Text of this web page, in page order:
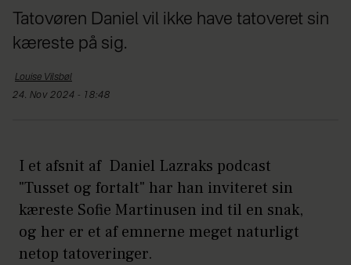
Tatovøren Daniel vil ikke have tatoveret sin
kæreste på sig.
Louise Vilsbøl
24. Nov 2024 - 18:48
I et afsnit af Daniel Lazraks podcast
"Tusset og fortalt" har han inviteret sin
kæreste Sofie Martinusen ind til en snak,
og her er et af emnerne meget naturligt
netop tatoveringer.